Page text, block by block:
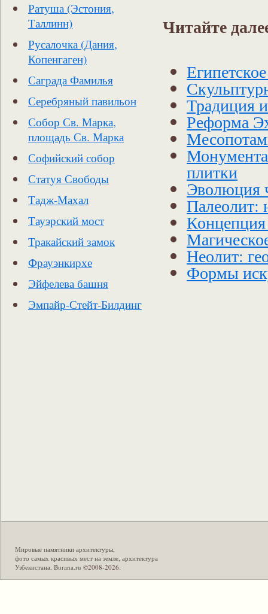
Ратуша (Эстония,
Таллинн)
Русалочка (Дания,
Копенгаген)
Саграда Фамилья
Серебряный павильон
Собор Св. Марка,
площадь Св. Марка
Софийский собор
Статуя Свободы
Тадж-Махал
Тауэрский мост
Тракайский замок
Фрауэнкирхе
Эйфелева башня
Эмпайр-Стейт-Билдинг
Читайте
Традиция
Реформа
плитки
Эволюция
Палеолит:
Неолит:
Формы
Мировые памятники архитектуры,
фото самых красивых мест на земле, архитектура
Узбекистана. Burana.ru ©2008-2026.